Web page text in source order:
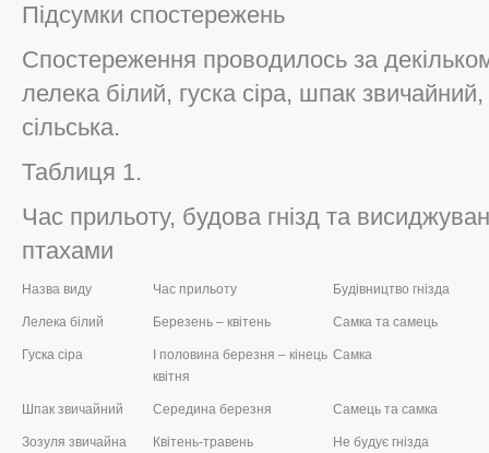
Підсумки спостережень
Спостереження проводилось за
лелека білий, гуска сіра, шпак
сільська.
Таблиця 1.
Час прильоту, будова гнізд та
птахами
Назва виду Час прильоту Будівництво гнізда
Лелека білий Березень – квітень Самка та самець
Гуска сіра
І половина березня – кінець
квітня
Самка
Шпак звичайний Середина березня Самець та самка
Зозуля звичайна Квітень-травень Не будує гнізда